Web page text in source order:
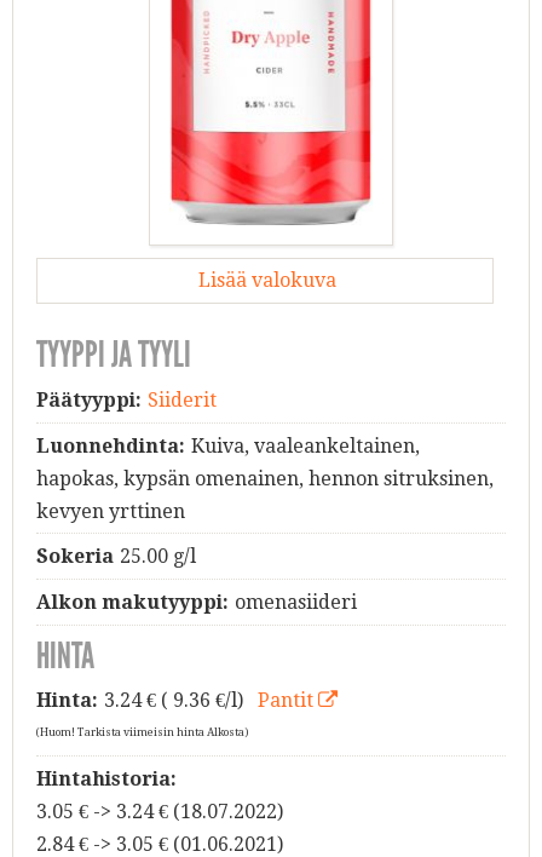
Lisää valokuva
TYYPPI JA TYYLI
Päätyyppi: Siiderit
Luonnehdinta: Kuiva, vaaleankeltainen,
hapokas, kypsän omenainen, hennon sitruksinen,
kevyen yrttinen
Sokeria 25.00 g/l
Alkon makutyyppi: omenasiideri
HINTA
Hinta: 3.24€ ( 9.36 €/l) Pantit
(Huom! Tarkista viimeisin hinta Alkosta)
Hintahistoria:
3.05 € -> 3.24 € (18.07.2022)
2.84 € -> 3.05 € (01.06.2021)